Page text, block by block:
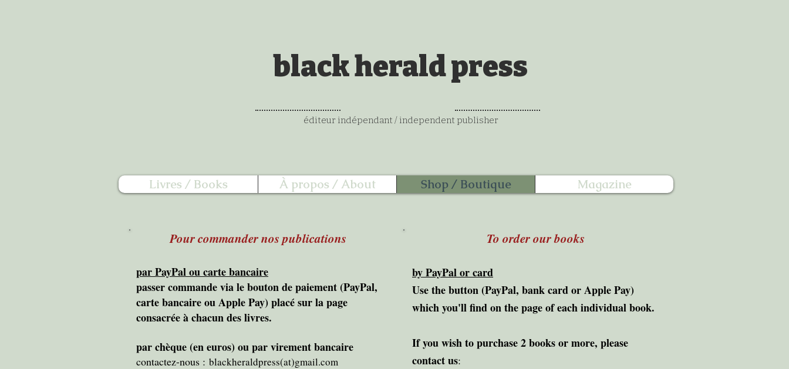
black herald press
éditeur indépendant / independent publisher
Livres / Books À propos / About Shop / Boutique Magazine
Pour commander nos publications
par PayPal ou carte bancaire
passer commande via le bouton de paiement (PayPal,
carte bancaire ou Apple Pay) placé sur la page
consacrée à chacun des livres.
par chèque (en euros) ou par virement bancaire
contactez-nous : blackheraldpress(at)gmail.com
To order our books
by PayPal or card
Use the button (PayPal, bank card or Apple Pay)
which you'll find on the page of each individual book.
If you wish to purchase 2 books or more, please
contact us: